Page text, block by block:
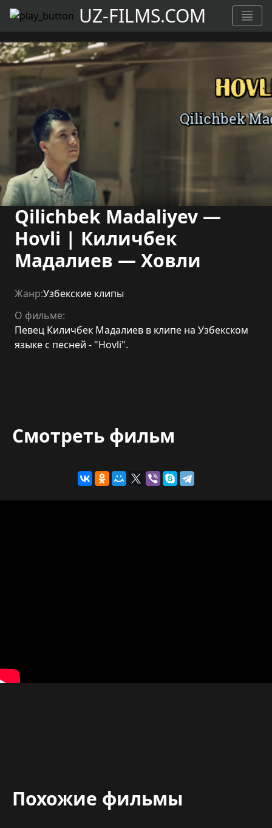
UZ-FILMS.COM
Qilichbek Madaliyev —
Hovli | Киличбек
Мадалиев — Ховли
Жанр:Узбекские клипы
О фильме:
Певец Киличбек Мадалиев в клипе на Узбекском
языке с песней - "Hovli".
Смотреть фильм
Похожие фильмы